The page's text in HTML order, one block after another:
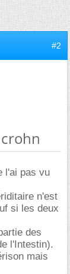
#2
l'ai pas vu
n'est
si les deux
des
l'Intestin).
mais